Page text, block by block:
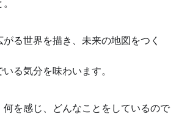
る世界を描き、 未来の地図をつく
る気分を味わいます。
を感じ、どんなことをしているので